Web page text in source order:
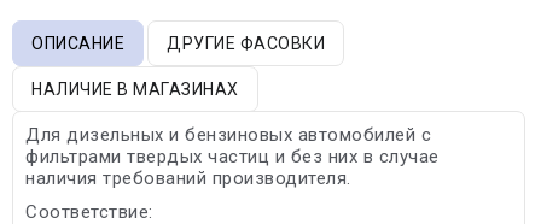
ОПИСАНИЕ ДРУГИЕ ФАСОВКИ
НАЛИЧИЕ В МАГАЗИНАХ
Для дизельных и бензиновых автомобилей с
фильтрами твердых частиц и без них в случае
наличия требований производителя.
Соответствие: